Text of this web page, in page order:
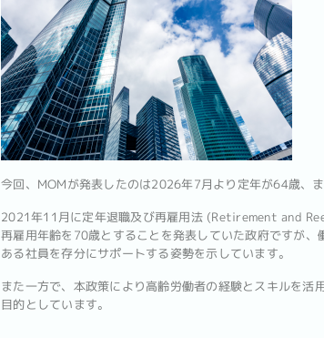
今回、MOMが発表したのは2026年7月より定年が64歳、
2021年11月に定年退職及び再雇用法 (Retirement and
再雇用年齢を70歳とすることを発表していた政府ですが
ある社員を存分にサポートする姿勢を示しています。
また一方で、本政策により高齢労働者の経験とスキルを
目的としています。